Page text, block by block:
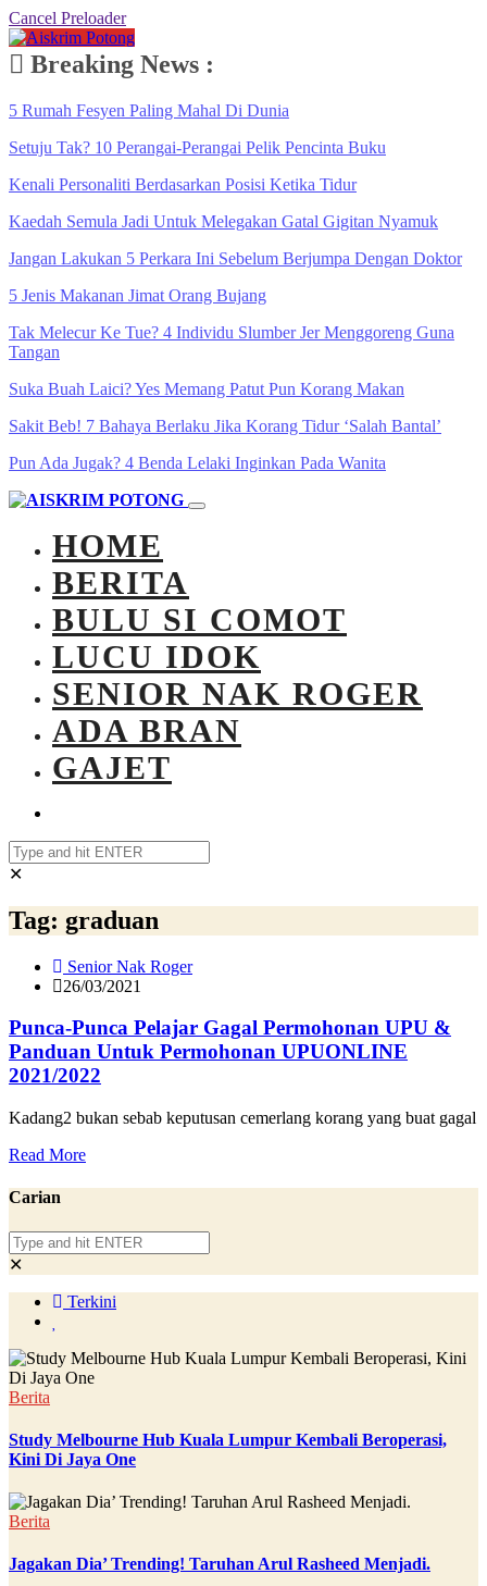
Cancel Preloader
Breaking News :
5 Rumah Fesyen Paling Mahal Di Dunia
Setuju Tak? 10 Perangai-Perangai Pelik Pencinta Buku
Kenali Personaliti Berdasarkan Posisi Ketika Tidur
Kaedah Semula Jadi Untuk Melegakan Gatal Gigitan Nyamuk
Jangan Lakukan 5 Perkara Ini Sebelum Berjumpa Dengan Doktor
5 Jenis Makanan Jimat Orang Bujang
Tak Melecur Ke Tue? 4 Individu Slumber Jer Menggoreng Guna
Tangan
Suka Buah Laici? Yes Memang Patut Pun Korang Makan
Sakit Beb! 7 Bahaya Berlaku Jika Korang Tidur ‘Salah Bantal’
Pun Ada Jugak? 4 Benda Lelaki Inginkan Pada Wanita
HOME
BERITA
BULU SI COMOT
LUCU IDOK
SENIOR NAK ROGER
ADA BRAN
GAJET
✕
Tag: graduan
Senior Nak Roger
26/03/2021
Punca-Punca Pelajar Gagal Permohonan UPU &
Panduan Untuk Permohonan UPUONLINE
2021/2022
Kadang2 bukan sebab keputusan cemerlang korang yang buat gagal
Read More
Carian
✕
Terkini
Berita
Study Melbourne Hub Kuala Lumpur Kembali Beroperasi,
Kini Di Jaya One
Berita
Jagakan Dia’ Trending! Taruhan Arul Rasheed Menjadi.